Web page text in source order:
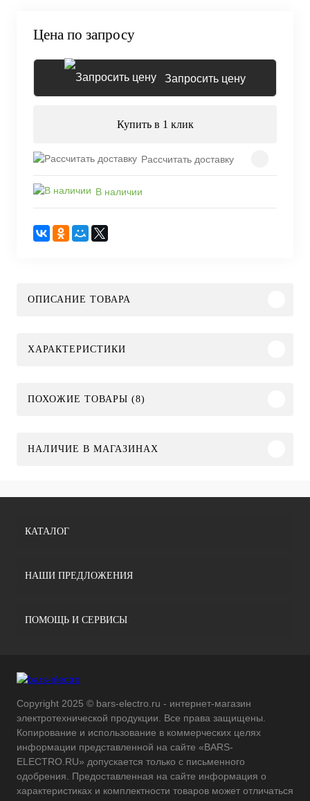
Цена по запросу
Запросить цену
Купить в 1 клик
Рассчитать доставку
В наличии
ОПИСАНИЕ ТОВАРА
ХАРАКТЕРИСТИКИ
ПОХОЖИЕ ТОВАРЫ (8)
НАЛИЧИЕ В МАГАЗИНАХ
КАТАЛОГ
НАШИ ПРЕДЛОЖЕНИЯ
ПОМОЩЬ И СЕРВИСЫ
Copyright 2025 © bars-electro.ru - интернет-магазин
электротехнической продукции. Все права защищены.
Копирование и использование в коммерческих целях
информации представленной на сайте «BARS-
ELECTRO.RU» допускается только с письменного
одобрения. Предоставленная на сайте информация о
характеристиках и комплектности товаров может отличаться